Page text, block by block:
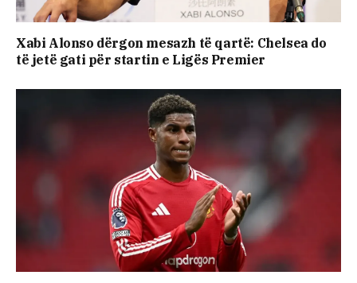
Xabi Alonso dërgon mesazh të qartë: Chelsea do
të jetë gati për startin e Ligës Premier